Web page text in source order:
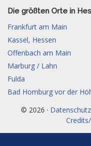
Die größten Orte in
Frankfurt am Main
Kassel, Hessen
Offenbach am Main
Marburg / Lahn
Fulda
Bad Homburg vor der
© 2026 ·